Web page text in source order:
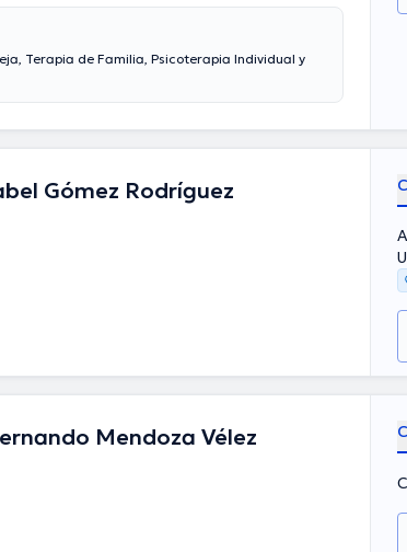
Terapia de Familia, Psicoterapia Individual y
Gómez Rodríguez
Mendoza Vélez